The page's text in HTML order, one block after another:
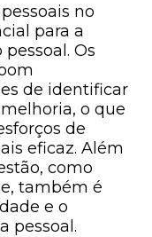
no
para a
Os
de identificar
o que
de
eficaz. Além
como
também é
e o
pessoal.